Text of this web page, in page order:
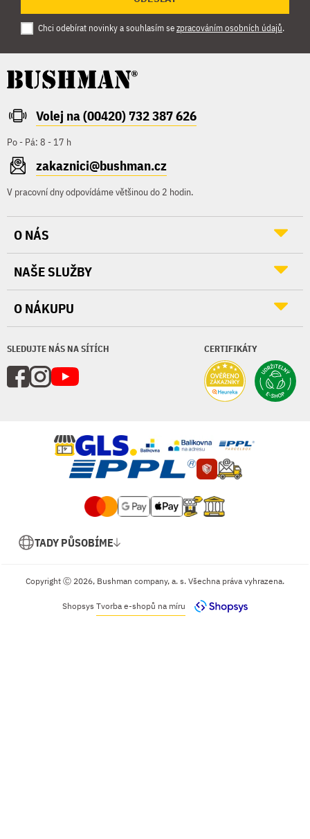
Chci odebírat novinky a souhlasím sezpracováním osobních údajů.
Volej na (00420) 732 387 626
Po - Pá: 8 - 17 h
zakaznici@bushman.cz
V pracovní dny odpovídáme většinou do 2 hodin.
SLEDUJTE NÁS NA SÍTÍCH CERTIFIKÁTY
O NÁS
NAŠE SLUŽBY
O NÁKUPU
TADY PŮSOBÍME
Copyright Ⓒ 2026, Bushman company, a. s. Všechna práva vyhrazena.
Shopsys Tvorba e-shopů na míru